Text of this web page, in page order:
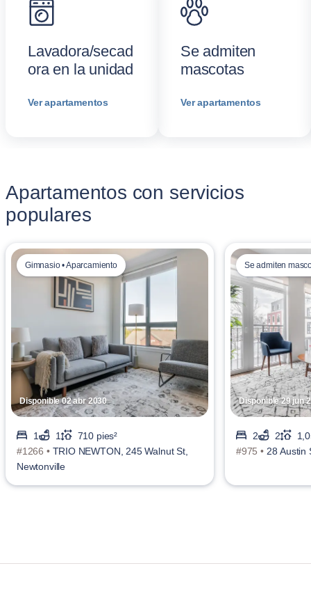
Lavadora/secad
ora en la unidad
Ver apartamentos
Se admiten
mascotas
Ver apartamentos
Apartamentos con servicios
populares
Disponible 02 abr 2030
Gimnasio • Aparcamiento
1 1
710 pies²
#1266 • TRIO NEWTON, 245 Walnut St,
Newtonville
Disponible 29 jun
Se admiten
2 2
#975 • 28 Austin